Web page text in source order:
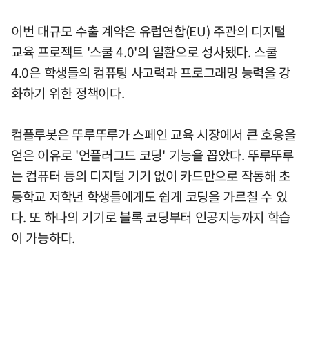
이번 대규모 수출 계약은 유럽연합(EU) 주관의 디지털
교육 프로젝트 '스쿨 4.0'의 일환으로 성사됐다. 스쿨
4.0은 학생들의 컴퓨팅 사고력과 프로그래밍 능력을 강
화하기 위한 정책이다.
컴플루봇은 뚜루뚜루가 스페인 교육 시장에서 큰 호응을
얻은 이유로 '언플러그드 코딩' 기능을 꼽았다. 뚜루뚜루
는 컴퓨터 등의 디지털 기기 없이 카드만으로 작동해 초
등학교 저학년 학생들에게도 쉽게 코딩을 가르칠 수 있
다. 또 하나의 기기로 블록 코딩부터 인공지능까지 학습
이 가능하다.